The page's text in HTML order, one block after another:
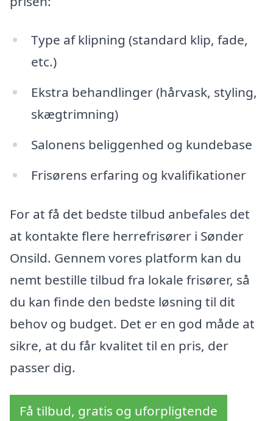
Type af klipning (standard klip, fade,
etc.)
Ekstra behandlinger (hårvask, styling,
skægtrimning)
Salonens beliggenhed og kundebase
Frisørens erfaring og kvalifikationer
For at få det bedste tilbud anbefales det
at kontakte flere herrefrisører i Sønder
Onsild. Gennem vores platform kan du
nemt bestille tilbud fra lokale frisører, så
du kan finde den bedste løsning til dit
behov og budget. Det er en god måde at
sikre, at du får kvalitet til en pris, der
passer dig.
Få tilbud, gratis og uforpligtende